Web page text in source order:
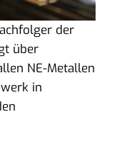
der
über
NE-Metallen
in